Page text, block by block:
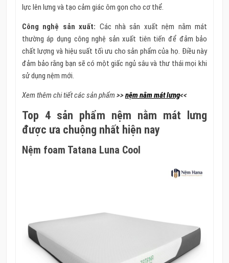
lực lên lưng và tạo cảm giác ôm gọn cho cơ thể.
Công nghệ sản xuất: Các nhà sản xuất nệm nằm mát
thường áp dụng công nghệ sản xuất tiên tiến để đảm bảo
chất lượng và hiệu suất tối ưu cho sản phẩm của họ. Điều này
đảm bảo rằng bạn sẽ có một giấc ngủ sâu và thư thái mọi khi
sử dụng nệm mới.
Xem thêm chi tiết các sản phẩm >>nệm nằm mát lưng<<
Top 4 sản phẩm nệm nằm mát lưng
được ưa chuộng nhất hiện nay
Nệm foam Tatana Luna Cool